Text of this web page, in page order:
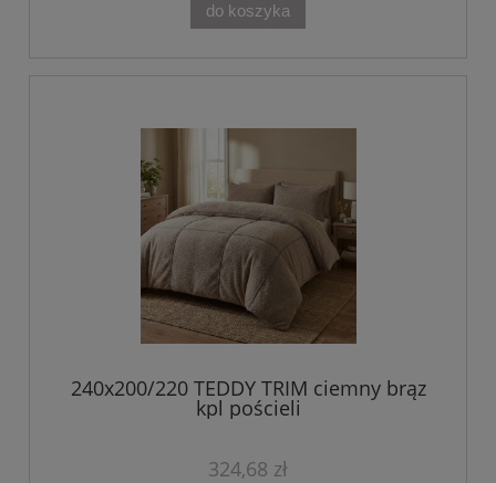
do koszyka
240x200/220 TEDDY TRIM ciemny brąz
kpl pościeli
324,68 zł